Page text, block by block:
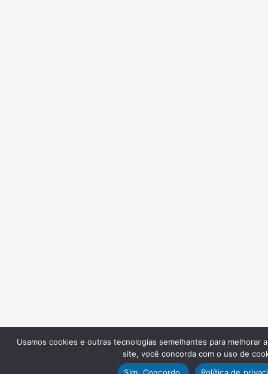
Usamos cookies e outras tecnologias semelhantes para melhorar
site, você concorda com o uso de
Sim. Concordo.
Política de